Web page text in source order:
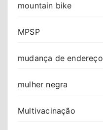
mountain bike
MPSP
mudança de endereço
mulher negra
Multivacinação